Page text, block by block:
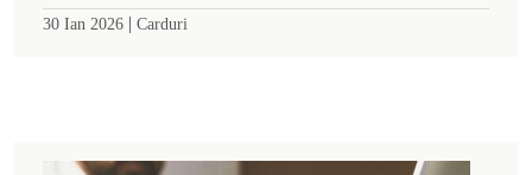
30 Ian 2026 | Carduri